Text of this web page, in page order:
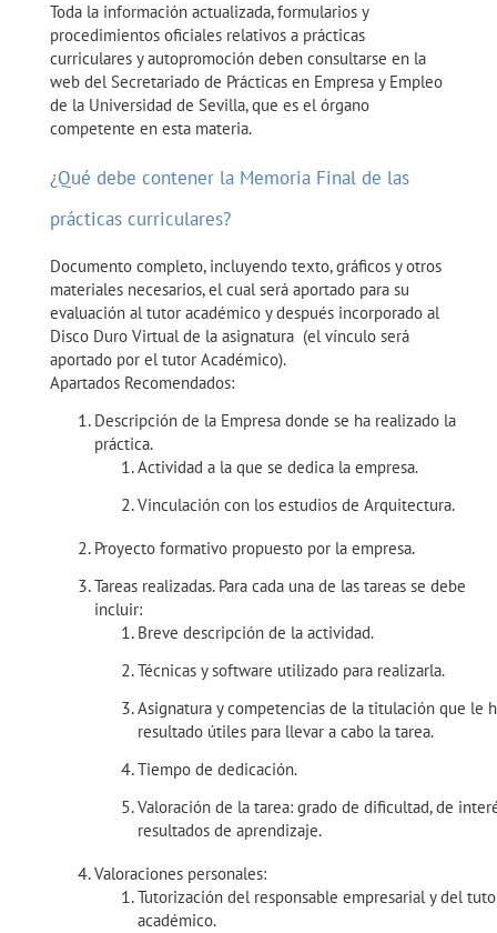
Toda la información actualizada, formularios y
procedimientos oficiales relativos a prácticas
curriculares y autopromoción deben consultarse en la
web del Secretariado de Prácticas en Empresa y Empleo
de la Universidad de Sevilla, que es el órgano
competente en esta materia.
¿Qué debe contener la Memoria Final de las
prácticas curriculares?
Documento completo, incluyendo texto, gráficos y otros
materiales necesarios, el cual será aportado para su
evaluación al tutor académico y después incorporado al
Disco Duro Virtual de la asignatura (el vínculo será
aportado por el tutor Académico).
Apartados Recomendados:
Descripción de la Empresa donde se ha realizado la
práctica.
Actividad a la que se dedica la empresa.
Vinculación con los estudios de Arquitectura.
Proyecto formativo propuesto por la empresa.
Tareas realizadas. Para cada una de las tareas se debe
incluir:
Breve descripción de la actividad.
Técnicas y software utilizado para realizarla.
Asignatura y competencias de la titulación que le
resultado útiles para llevar a cabo la tarea.
Tiempo de dedicación.
Valoración de la tarea: grado de dificultad, de
resultados de aprendizaje.
Valoraciones personales:
Tutorización del responsable empresarial y del
académico.